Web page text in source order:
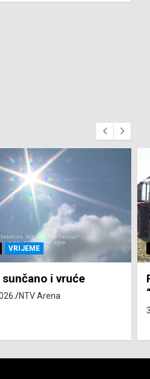
ZEMLJA
za traktor
ostvarila 84 korisnika